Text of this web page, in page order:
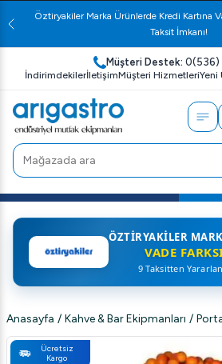
Öztiryakiler Marka Ürünlerde Kredi Kartına
Taksit İmkanı!
Müşteri Destek: 0(536)
İndirimdekilerİletişimMüşteri HizmetleriYeni
ÖZTIRYAKILER
VADE
9 Taksitten
Anasayfa / Kahve & Bar Ekipmanları /
Ücretsiz
Kargo